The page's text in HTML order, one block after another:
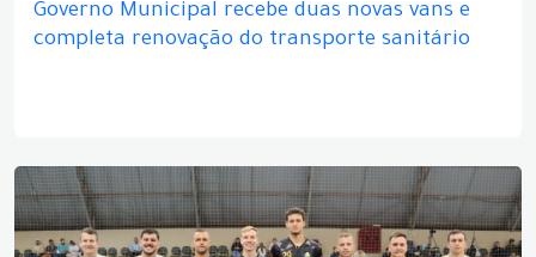
Governo Municipal recebe duas novas vans e
completa renovação do transporte sanitário